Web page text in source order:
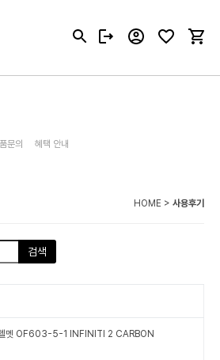
문의 혜택 안내
HOME > 사용후기
검색
헬멧 OF603-5-1 INFINITI 2 CARBON